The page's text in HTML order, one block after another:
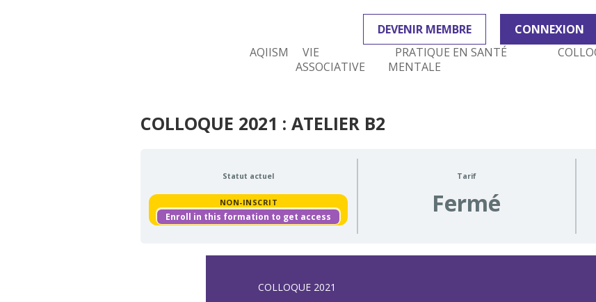
DEVENIR MEMBRE CONNEXION
AQIISM
VIE
ASSOCIATIVE
PRATIQUE EN SANTÉ
MENTALE
COLLOQUE 2021 : ATELIER B2
Statut actuel
NON-INSCRIT
Enroll in this formation to get access
Tarif
Fermé
COLLOQUE 2021